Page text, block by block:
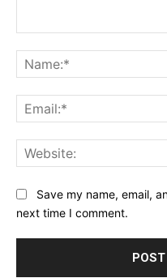
Save my name, email,
next time I comment.